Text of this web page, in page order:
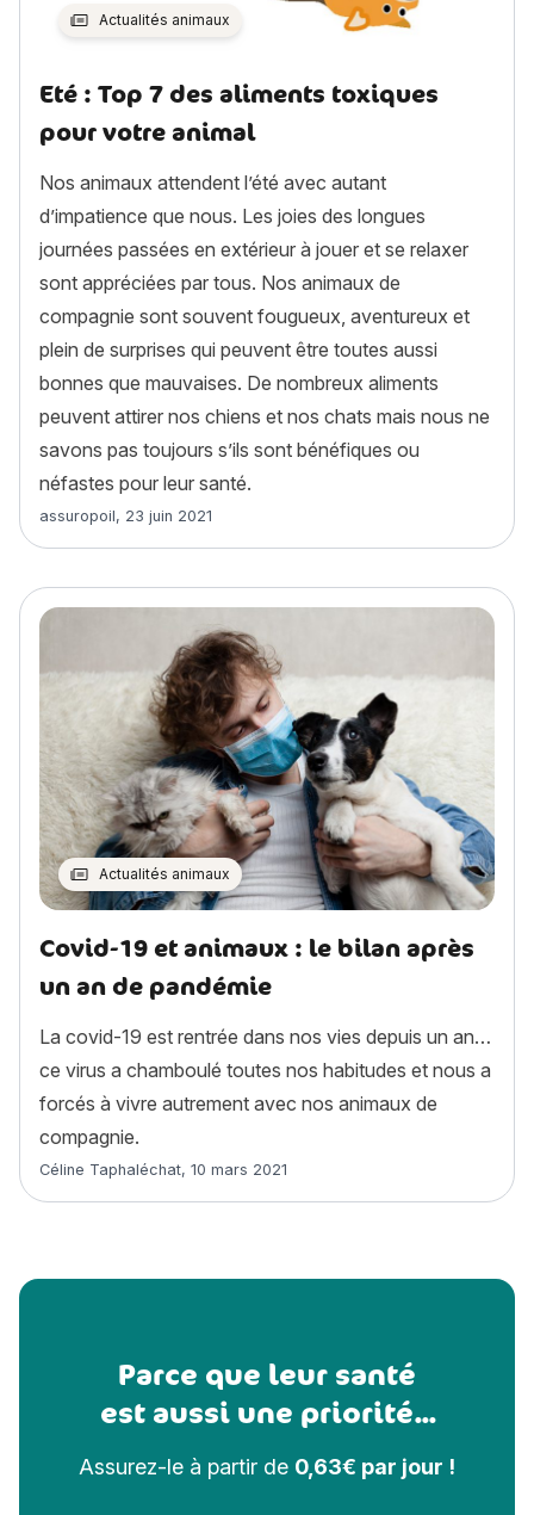
Actualités animaux
Eté : Top 7 des aliments toxiques
pour votre animal
Nos animaux attendent l’été avec autant
d’impatience que nous. Les joies des longues
journées passées en extérieur à jouer et se relaxer
sont appréciées par tous. Nos animaux de
compagnie sont souvent fougueux, aventureux et
plein de surprises qui peuvent être toutes aussi
bonnes que mauvaises. De nombreux aliments
peuvent attirer nos chiens et nos chats mais nous ne
savons pas toujours s’ils sont bénéfiques ou
néfastes pour leur santé.
Article rédigé par
assuropoil, 23 juin 2021
Actualités animaux
Covid-19 et animaux : le bilan après
un an de pandémie
La covid-19 est rentrée dans nos vies depuis un an…
ce virus a chamboulé toutes nos habitudes et nous a
forcés à vivre autrement avec nos animaux de
compagnie.
Article rédigé par
Céline Taphaléchat, 10 mars 2021
Parce que leur santé
est aussi une priorité...
Assurez-le à partir de 0,63€ par jour !